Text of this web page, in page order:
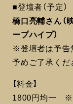
■登壇者（予定）
橋口亮輔さん
ープハイプ）
※登壇者は予告
予めご了承くだ
【料金】
1800円均一 ※